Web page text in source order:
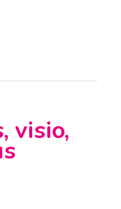
visio,